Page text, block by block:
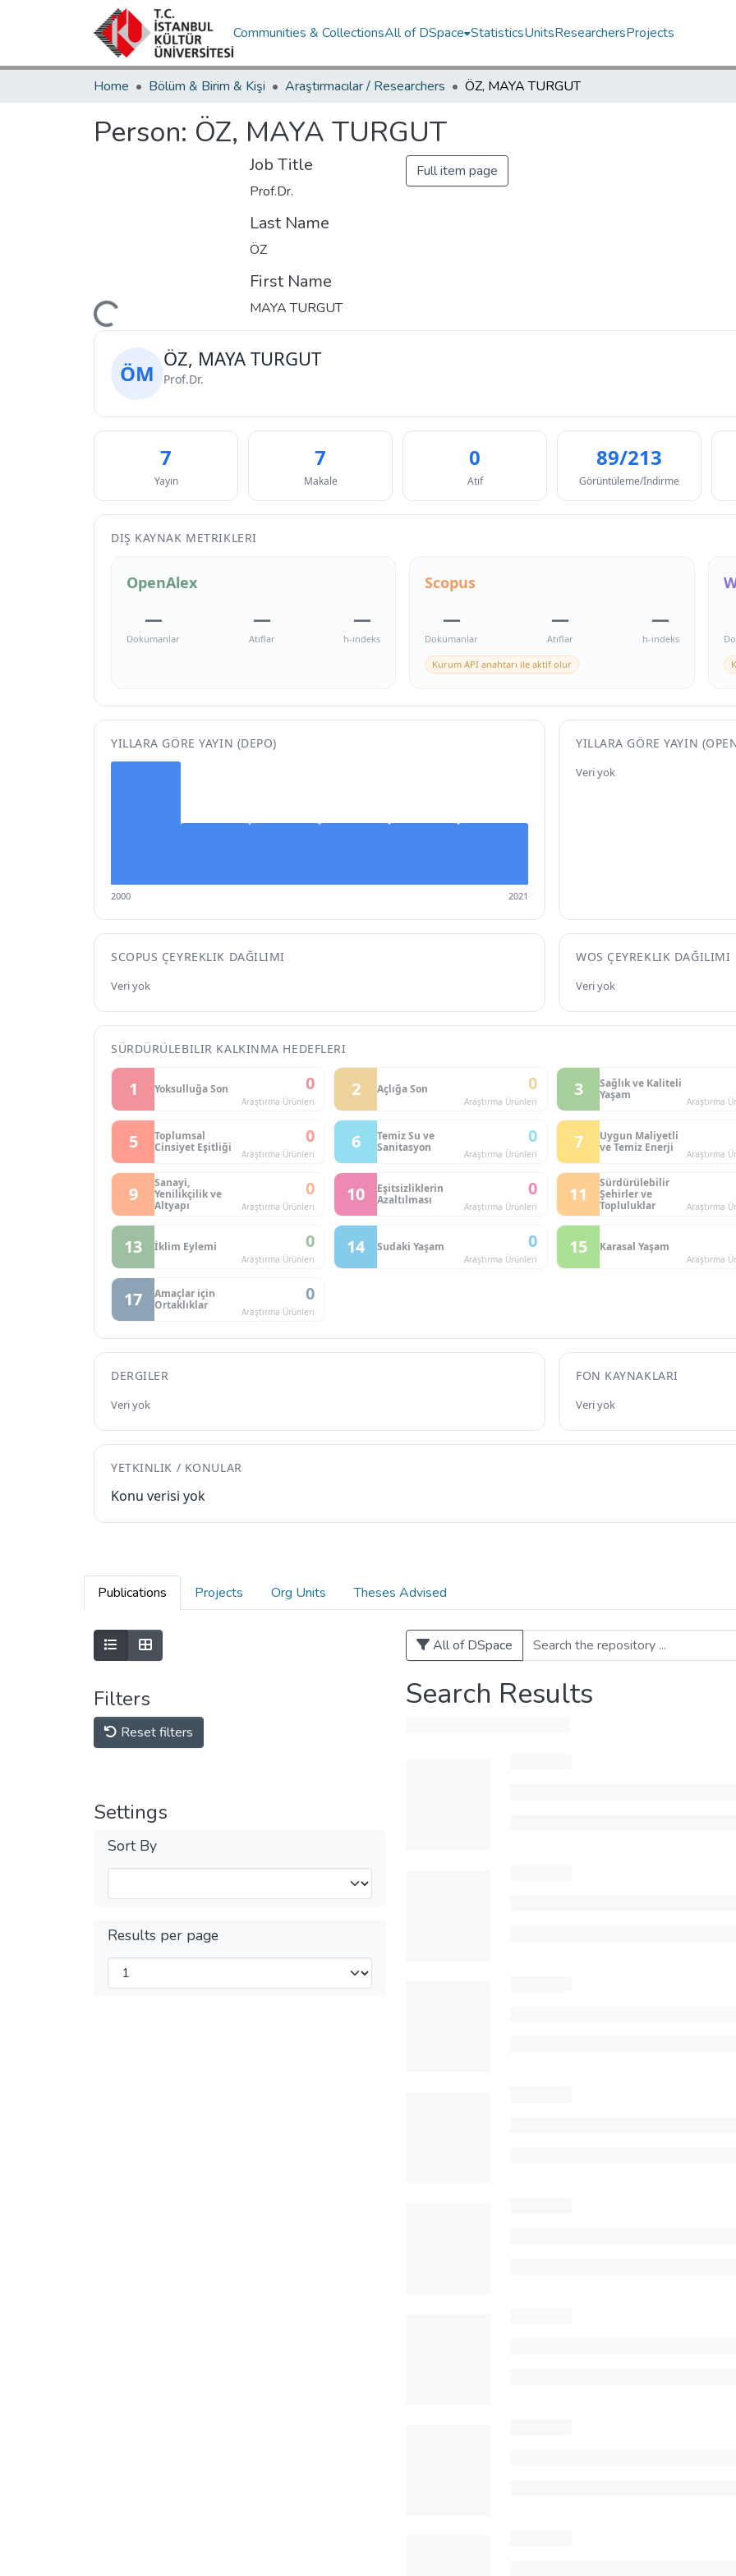
Communities & CollectionsAll of DSpace StatisticsUnitsResearchersProjects
Home Bölüm & Birim & Kişi Araştırmacılar / Researchers ÖZ, MAYA TURGUT
Person: ÖZ, MAYA TURGUT
Loading...
Job Title
Prof.Dr.
Last Name
ÖZ
First Name
MAYA TURGUT
Full item page
ÖM
ÖZ, MAYA TURGUT
Prof.Dr.
7
Yayın
7
Makale
0
Atıf
89/213
Görüntüleme/İndirme
DIŞ KAYNAK METRIKLERI
OpenAlex
—
Dokümanlar
—
Atıflar
—
h-indeks
Scopus
—
Dokümanlar
—
Atıflar
—
h-indeks
Kurum API anahtarı ile aktif olur
YILLARA GÖRE YAYIN (DEPO)
2000 2021
YILLARA GÖRE YAYIN
Veri yok
SCOPUS ÇEYREKLIK DAĞILIMI
Veri yok
WOS ÇEYREKLIK DAĞILIMI
Veri yok
SÜRDÜRÜLEBILIR KALKINMA HEDEFLERI
1 Yoksulluğa Son 0
Araştırma Ürünleri
2 Açlığa Son 0
Araştırma Ürünleri
3
Sağlık ve Kaliteli
Yaşam
Araştırma
5
Toplumsal
Cinsiyet Eşitliği
0
Araştırma Ürünleri
6
Temiz Su ve
Sanitasyon
0
Araştırma Ürünleri
7
Uygun Maliyetli
ve Temiz Enerji
Araştırma
9
Sanayi,
Yenilikçilik ve
Altyapı
0
Araştırma Ürünleri
10
Eşitsizliklerin
Azaltılması
0
Araştırma Ürünleri
11
Sürdürülebilir
Şehirler ve
Topluluklar
Araştırma
13 İklim Eylemi 0
Araştırma Ürünleri
14 Sudaki Yaşam 0
Araştırma Ürünleri
15 Karasal Yaşam
Araştırma
17
Amaçlar için
Ortaklıklar
0
Araştırma Ürünleri
DERGILER
Veri yok
FON KAYNAKLARI
Veri yok
YETKINLIK / KONULAR
Konu verisi yok
Publications Projects Org Units Theses Advised
Filters
Reset filters
Settings
Sort By
Results per page
All of DSpace
Search Results